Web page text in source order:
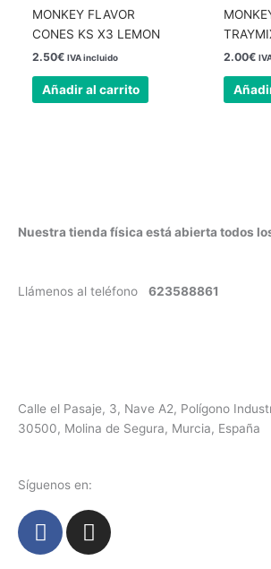
MONKEY FLAVOR
CONES KS X3 LEMON
2.50€ IVA incluido
Añadir al carrito
2.00€
Nuestra tienda física está abierta todos
Llámenos al teléfono 623588861
Calle el Pasaje, 3, Nave A2, Polígono
30500, Molina de Segura, Murcia, España
Síguenos en:
F
a
I
n